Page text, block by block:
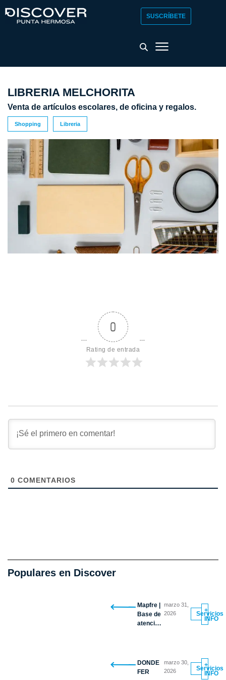
SUSCRÍBETE
LIBRERIA MELCHORITA
Venta de artículos escolares, de oficina y regalos.
Shopping Libreria
0
Rating de entrada
0 COMENTARIOS
Populares en Discover
Mapfre |
Base de
atención
marzo 31,
2026
Servicios
+
INFO
DONDE
FER
marzo 30,
2026
Servicios
+
INFO